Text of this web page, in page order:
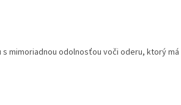
odolnosťou voči oderu, ktorý